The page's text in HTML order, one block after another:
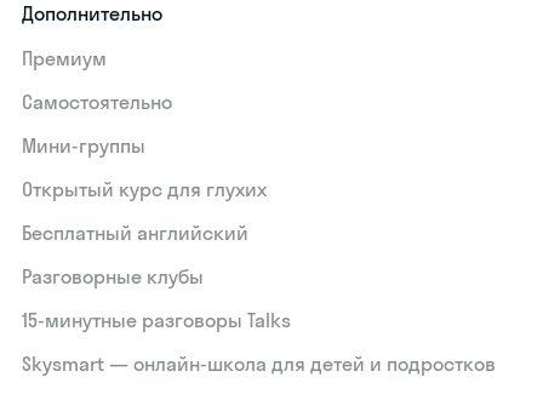
Дополнительно
Премиум
Самостоятельно
Мини-группы
Открытый курс для глухих
Бесплатный английский
Разговорные клубы
15‑минутные разговоры Talks
Skysmart — онлайн-школа для детей и подростков